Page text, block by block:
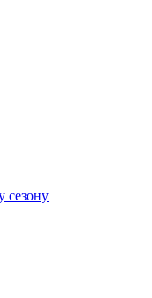
сезону